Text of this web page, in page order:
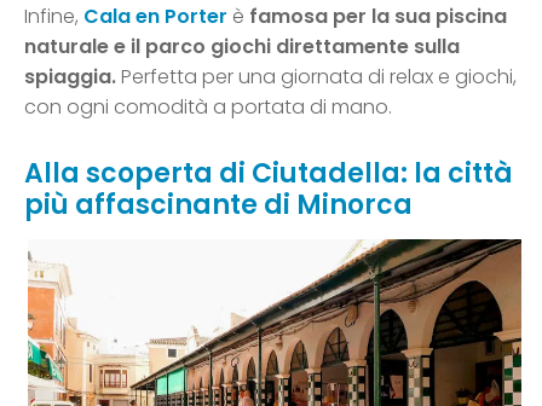
Infine, Cala en Porter è famosa per la sua piscina
naturale e il parco giochi direttamente sulla
spiaggia.Perfetta per una giornata di relax e giochi,
con ogni comodità a portata di mano.
Alla scoperta di Ciutadella: la città
più affascinante di Minorca